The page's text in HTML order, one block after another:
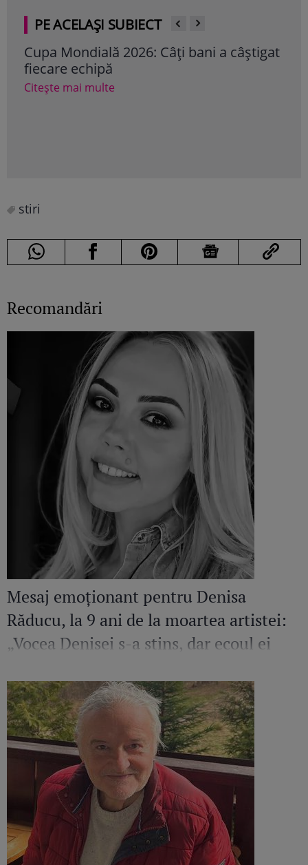
PE ACELAȘI SUBIECT
Cupa Mondială 2026: Câți bani a câștigat
fiecare echipă
Citește mai multe
stiri
Recomandări
Mesaj emoționant pentru Denisa
Răducu, la 9 ani de la moartea artistei:
„Vocea Denisei s-a stins, dar ecoul ei